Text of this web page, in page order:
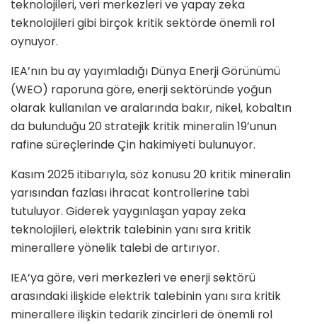
teknolojileri, veri merkezleri ve yapay zeka
teknolojileri gibi birçok kritik sektörde önemli rol
oynuyor.
IEA’nın bu ay yayımladığı Dünya Enerji Görünümü
(WEO) raporuna göre, enerji sektöründe yoğun
olarak kullanılan ve aralarında bakır, nikel, kobaltın
da bulunduğu 20 stratejik kritik mineralin 19’unun
rafine süreçlerinde Çin hakimiyeti bulunuyor.
Kasım 2025 itibarıyla, söz konusu 20 kritik mineralin
yarısından fazlası ihracat kontrollerine tabi
tutuluyor. Giderek yaygınlaşan yapay zeka
teknolojileri, elektrik talebinin yanı sıra kritik
minerallere yönelik talebi de artırıyor.
IEA’ya göre, veri merkezleri ve enerji sektörü
arasındaki ilişkide elektrik talebinin yanı sıra kritik
minerallere ilişkin tedarik zincirleri de önemli rol